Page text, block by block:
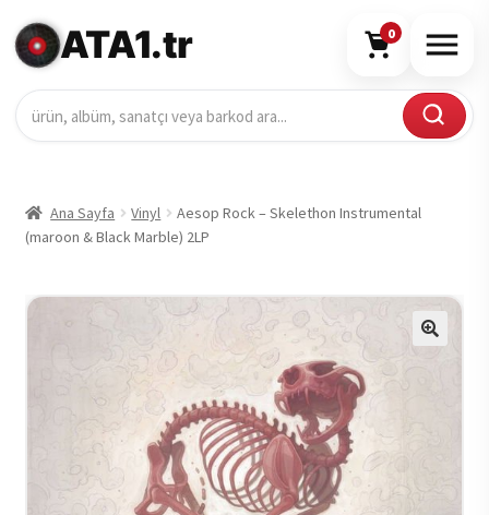
ATA1.tr 0
Ana Sayfa Vinyl
Aesop Rock – Skelethon Instrumental
(maroon & Black Marble) 2LP